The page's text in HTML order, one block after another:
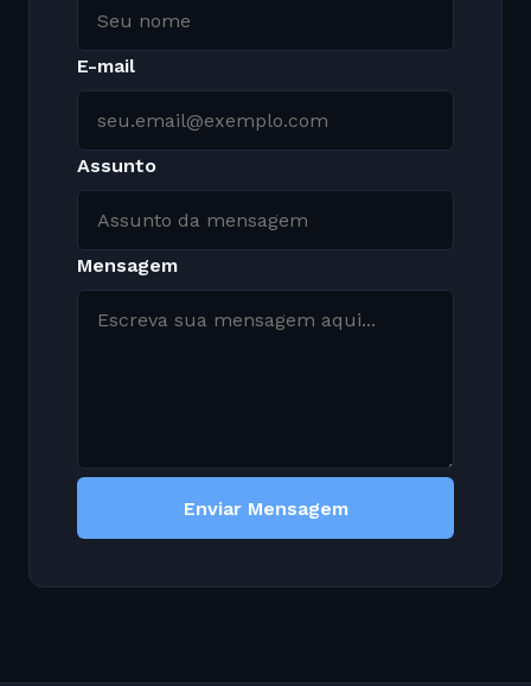
E-mail
Assunto
Mensagem
Enviar Mensagem